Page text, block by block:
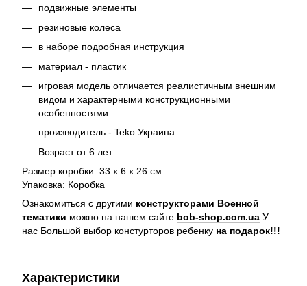
подвижные элементы
резиновые колеса
в наборе подробная инструкция
материал - пластик
игровая модель отличается реалистичным внешним
видом и характерными конструкционными
особенностями
производитель - Teko Украина
Возраст от 6 лет
Размер коробки: 33 х 6 х 26 см
Упаковка: Коробка
Ознакомиться с другими конструкторами Военной
тематики можно на нашем сайте bob-shop.com.ua У
нас Большой выбор констурторов ребенку на подарок!!!
Характеристики